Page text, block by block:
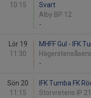
10:15
Svart
Alby BP 12
-
Lör 19
11:30
MHFF Gul - IFK
-
Sön 20
11:15
IFK Tumba FK
Storvretens IP 21